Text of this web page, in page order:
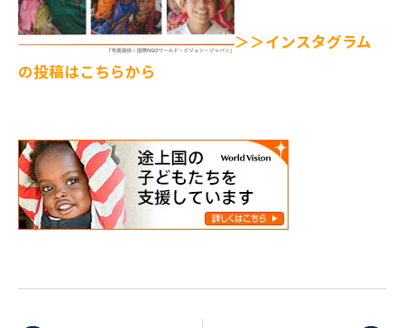
＞＞インスタグラム
の投稿はこちらから